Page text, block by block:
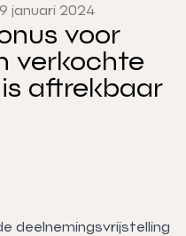
januari 2024
voor
verkochte
aftrekbaar
deelnemingsvrijstelling